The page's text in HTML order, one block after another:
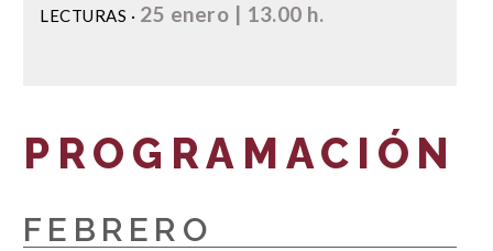
LECTURAS · 25 enero | 13.00 h.
PROGRAMACIÓN
FEBRERO